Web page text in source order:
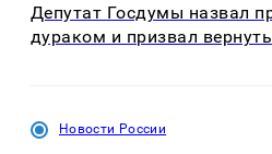
Депутат Госдумы назвал
дураком и призвал
Новости России